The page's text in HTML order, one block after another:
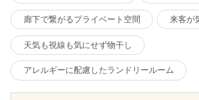
廊下で繋がるプライベート空間 来客が
天気も視線も気にせず物干し
アレルギーに配慮したランドリールーム